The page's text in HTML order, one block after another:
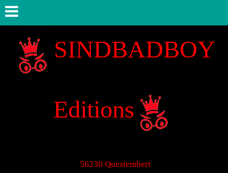
SINDBADBOY
Editions
56230 Questembert